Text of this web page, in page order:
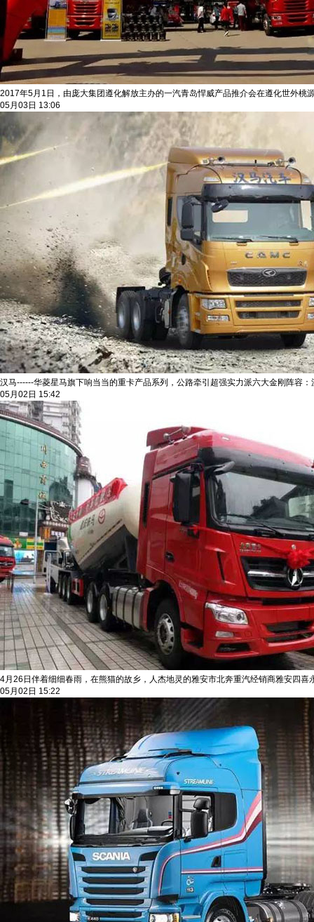
2017年5月1日，由庞大集团遵化解放主办的一汽青岛悍威产品推介会在遵化世外桃
05月03日 13:06
汉马------华菱星马旗下响当当的重卡产品系列，公路牵引超强实力派六大金刚阵容
05月02日 15:42
4月26日伴着细细春雨，在熊猫的故乡，人杰地灵的雅安市北奔重汽经销商雅安四
05月02日 15:22